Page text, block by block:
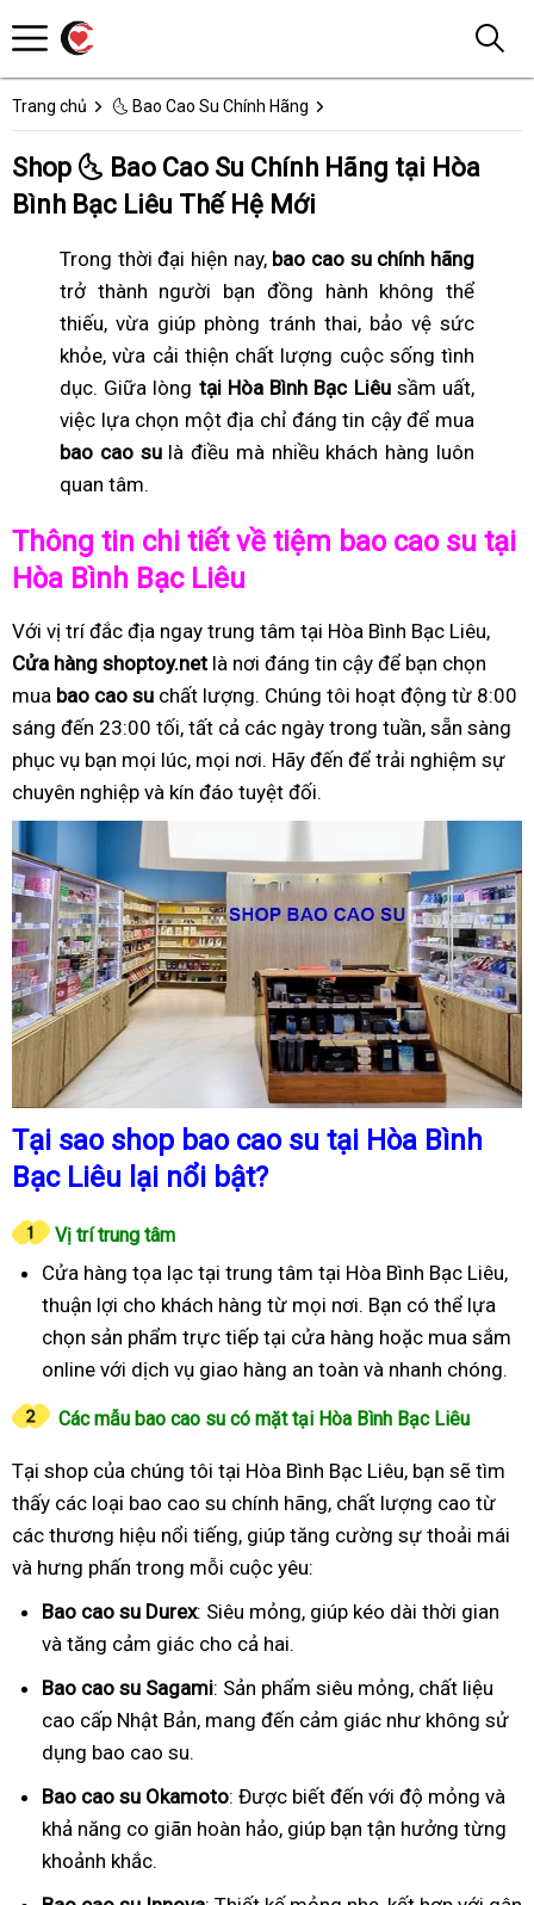
Trang chủ 🌜 Bao Cao Su Chính Hãng
Shop 🌜 Bao Cao Su Chính Hãng tại Hòa
Bình Bạc Liêu Thế Hệ Mới
Trong thời đại hiện nay, bao cao su chính hãng
trở thành người bạn đồng hành không thể
thiếu, vừa giúp phòng tránh thai, bảo vệ sức
khỏe, vừa cải thiện chất lượng cuộc sống tình
dục. Giữa lòng tại Hòa Bình Bạc Liêusầm uất,
việc lựa chọn một địa chỉ đáng tin cậy để mua
bao cao sulà điều mà nhiều khách hàng luôn
quan tâm.
Thông tin chi tiết về tiệm bao cao su tại
Hòa Bình Bạc Liêu
Với vị trí đắc địa ngay trung tâm tại Hòa Bình Bạc Liêu,
Cửa hàng shoptoy.net là nơi đáng tin cậy để bạn chọn
mua bao cao su chất lượng. Chúng tôi hoạt động từ 8:00
sáng đến 23:00 tối, tất cả các ngày trong tuần, sẵn sàng
phục vụ bạn mọi lúc, mọi nơi. Hãy đến để trải nghiệm sự
chuyên nghiệp và kín đáo tuyệt đối.
Tại sao shop bao cao su tại Hòa Bình
Bạc Liêu lại nổi bật?
Vị trí trung tâm
Cửa hàng tọa lạc tại trung tâm tại Hòa Bình Bạc Liêu,
thuận lợi cho khách hàng từ mọi nơi. Bạn có thể lựa
chọn sản phẩm trực tiếp tại cửa hàng hoặc mua sắm
online với dịch vụ giao hàng an toàn và nhanh chóng.
Các mẫu bao cao su có mặt tại Hòa Bình Bạc Liêu
Tại shop của chúng tôi tại Hòa Bình Bạc Liêu, bạn sẽ tìm
thấy các loại bao cao su chính hãng, chất lượng cao từ
các thương hiệu nổi tiếng, giúp tăng cường sự thoải mái
và hưng phấn trong mỗi cuộc yêu:
Bao cao su Durex: Siêu mỏng, giúp kéo dài thời gian
và tăng cảm giác cho cả hai.
Bao cao su Sagami: Sản phẩm siêu mỏng, chất liệu
cao cấp Nhật Bản, mang đến cảm giác như không sử
dụng bao cao su.
Bao cao su Okamoto: Được biết đến với độ mỏng và
khả năng co giãn hoàn hảo, giúp bạn tận hưởng từng
khoảnh khắc.